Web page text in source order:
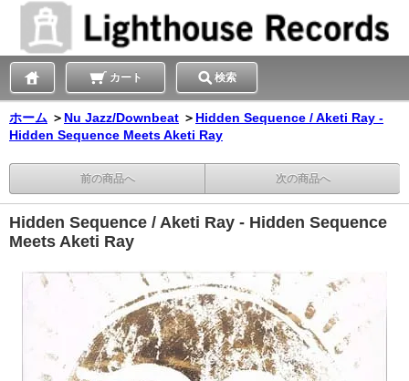
カート 検索
ホーム ＞ Nu Jazz/Downbeat ＞ Hidden Sequence / Aketi Ray -
Hidden Sequence Meets Aketi Ray
前の商品へ 次の商品へ
Hidden Sequence / Aketi Ray - Hidden Sequence
Meets Aketi Ray